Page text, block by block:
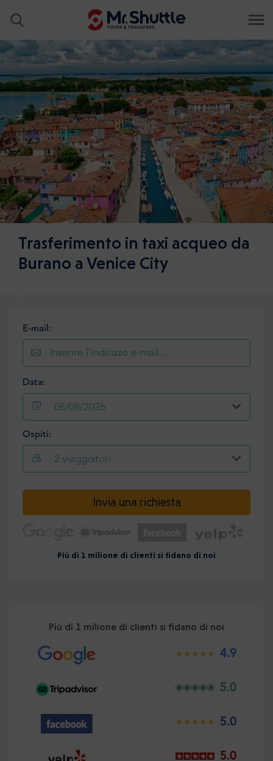
Trasferimento in taxi acqueo da
Burano a Venice City
E-mail:
Data:
08/08/2026
Ospiti:
2 viaggiatori
Invia una richiesta
Più di 1 milione di clienti si fidano di noi
Più di 1 milione di clienti si fidano di noi
4.9
5.0
5.0
5.0